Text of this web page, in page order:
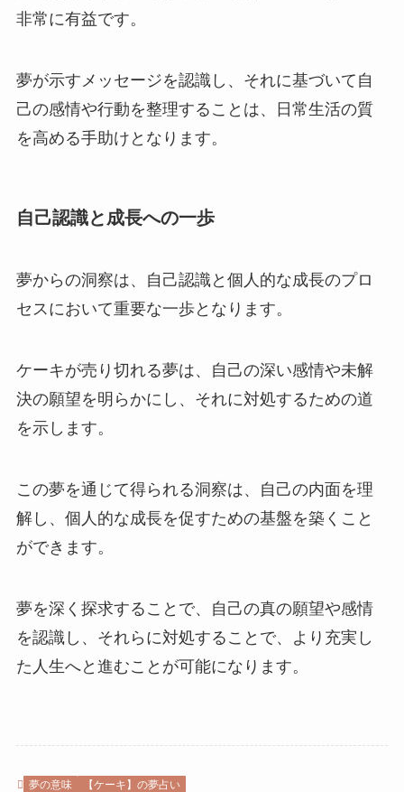
非常に有益です。
夢が示すメッセージを認識し、それに基づいて自
己の感情や行動を整理することは、日常生活の質
を高める手助けとなります。
自己認識と成長への一歩
夢からの洞察は、自己認識と個人的な成長のプロ
セスにおいて重要な一歩となります。
ケーキが売り切れる夢は、自己の深い感情や未解
決の願望を明らかにし、それに対処するための道
を示します。
この夢を通じて得られる洞察は、自己の内面を理
解し、個人的な成長を促すための基盤を築くこと
ができます。
夢を深く探求することで、自己の真の願望や感情
を認識し、それらに対処することで、より充実し
た人生へと進むことが可能になります。
夢の意味 【ケーキ】の夢占い